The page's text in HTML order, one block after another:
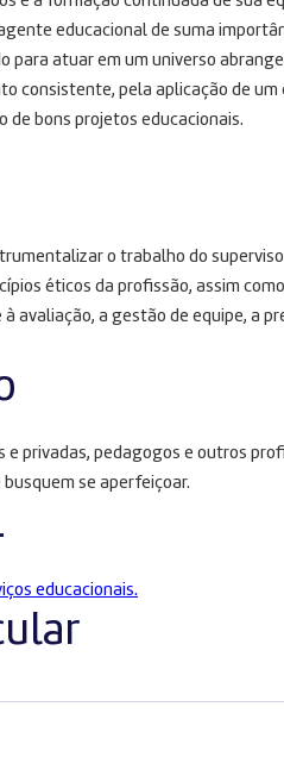
educacional de suma
para atuar em um universo
consistente, pela aplicação de
de bons projetos educacionais.
o trabalho do
éticos da profissão, assim
avaliação, a gestão de equipe, a
e privadas, pedagogos e outros
se aperfeiçoar.
educacionais.